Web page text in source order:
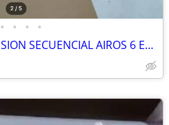
• • • •
DISPOSITIVO DE COMPRESION SECUENCIAL AIROS 6 EN VENTA, NUEVO EN SU CAJ